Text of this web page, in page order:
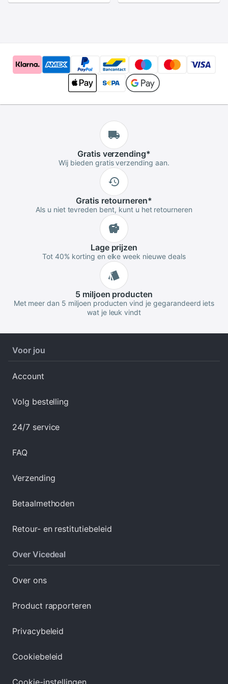
Gratis verzending*
Wij bieden gratis verzending aan.
Gratis retourneren*
Als u niet tevreden bent, kunt u het retourneren
Lageprijzen
Tot 40% korting en elke week nieuwe deals
5 miljoen producten
Met meer dan 5 miljoen producten vind je gegarandeerd iets
wat je leuk vindt
Voor jou
Account
Volg bestelling
24/7 service
FAQ
Verzending
Betaalmethoden
Retour- en restitutiebeleid
Over Vicedeal
Over ons
Product rapporteren
Privacybeleid
Cookiebeleid
Cookie-instellingen